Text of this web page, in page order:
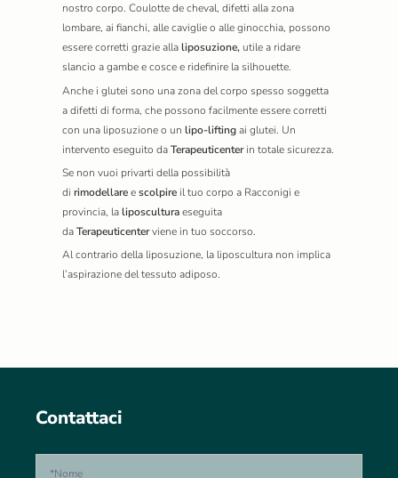
nostro corpo. Coulotte de cheval, difetti alla zona
lombare, ai fianchi, alle caviglie o alle ginocchia, possono
essere corretti grazie allaliposuzione, utile a ridare
slancio a gambe e cosce e ridefinire la silhouette.
Anche i glutei sono una zona del corpo spesso soggetta
a difetti di forma, che possono facilmente essere corretti
con una liposuzione o un lipo-liftingai glutei. Un
intervento eseguito daTerapeuticenterin totale sicurezza.
Se non vuoi privarti della possibilità
di rimodellareescolpire il tuo corpo a Racconigi e
provincia, laliposculturaeseguita
daTerapeuticenterviene in tuo soccorso.
Al contrario della liposuzione, la liposcultura non implica
l’aspirazione del tessuto adiposo.
Contattaci